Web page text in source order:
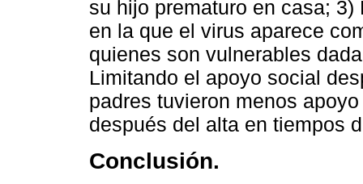
su hijo prematuro en casa;
en la que el virus aparece
quienes son vulnerables
Limitando el apoyo social
padres tuvieron menos
después del alta en tiempos
Conclusión.